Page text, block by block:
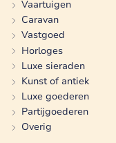
Vaartuigen
Caravan
Vastgoed
Horloges
Luxe sieraden
Kunst of antiek
Luxe goederen
Partijgoederen
Overig